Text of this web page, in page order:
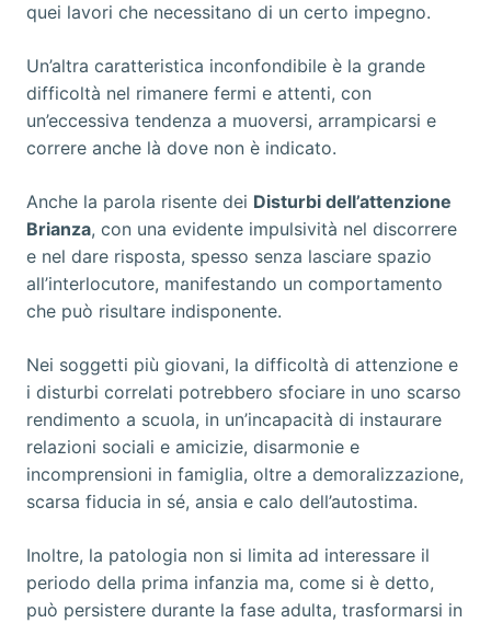
quei lavori che necessitano di un certo impegno.
Un’altra caratteristica inconfondibile è la grande
difficoltà nel rimanere fermi e attenti, con
un’eccessiva tendenza a muoversi, arrampicarsi e
correre anche là dove non è indicato.
Anche la parola risente dei Disturbi dell’attenzione
Brianza, con una evidente impulsività nel discorrere
e nel dare risposta, spesso senza lasciare spazio
all’interlocutore, manifestando un comportamento
che può risultare indisponente.
Nei soggetti più giovani, la difficoltà di attenzione e
i disturbi correlati potrebbero sfociare in uno scarso
rendimento a scuola, in un’incapacità di instaurare
relazioni sociali e amicizie, disarmonie e
incomprensioni in famiglia, oltre a demoralizzazione,
scarsa fiducia in sé, ansia e calo dell’autostima.
Inoltre, la patologia non si limita ad interessare il
periodo della prima infanzia ma, come si è detto,
può persistere durante la fase adulta, trasformarsi in